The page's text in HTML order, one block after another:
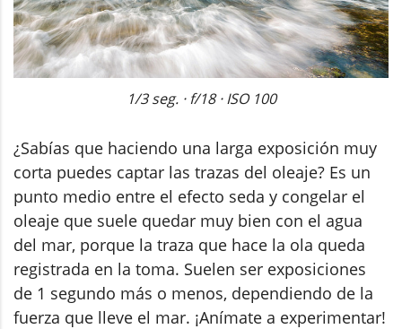
1/3 seg. · f/18 · ISO 100
¿Sabías que haciendo una larga exposición muy
corta puedes captar las trazas del oleaje? Es un
punto medio entre el efecto seda y congelar el
oleaje que suele quedar muy bien con el agua
del mar, porque la traza que hace la ola queda
registrada en la toma. Suelen ser exposiciones
de 1 segundo más o menos, dependiendo de la
fuerza que lleve el mar. ¡Anímate a experimentar!